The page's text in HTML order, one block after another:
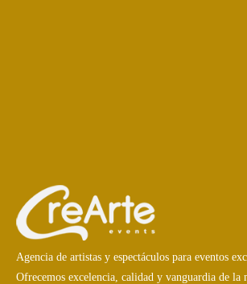
Agencia de artistas y espectáculos para eventos
Ofrecemos excelencia, calidad y vanguardia de la